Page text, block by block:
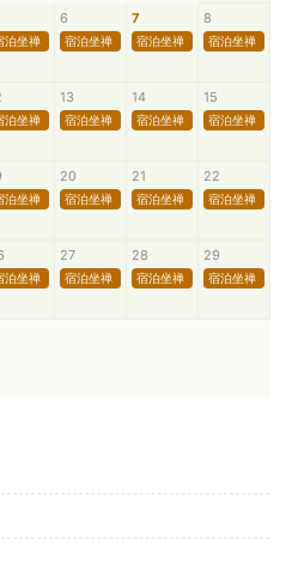
泊坐禅
6
宿泊坐禅
7
宿泊坐禅
8
宿泊坐禅
泊坐禅
13
宿泊坐禅
14
宿泊坐禅
15
宿泊坐禅
泊坐禅
20
宿泊坐禅
21
宿泊坐禅
22
宿泊坐禅
泊坐禅
27
宿泊坐禅
28
宿泊坐禅
29
宿泊坐禅